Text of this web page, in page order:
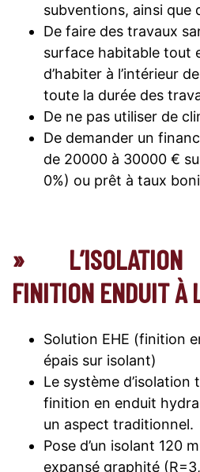
subventions, ainsi que
De faire des travaux
surface habitable tout
d’habiter à l’intérieur
toute la durée des
De ne pas utiliser de
De demander un
de 20000 à 30000 €
0%) ou prêt à taux
» L’ISOLATION
FINITION ENDUIT À
Solution EHE (finition
épais sur isolant)
Le système d’isolation
finition en enduit
un aspect traditionnel.
Pose d’un isolant 120
expansé graphité